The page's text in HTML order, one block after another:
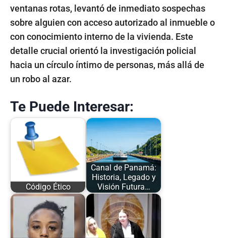
ventanas rotas, levantó de inmediato sospechas
sobre alguien con acceso autorizado al inmueble o
con conocimiento interno de la vivienda. Este
detalle crucial orientó la investigación policial
hacia un círculo íntimo de personas, más allá de
un robo al azar.
Te Puede Interesar:
Código Ético
Canal de Panamá:
Historia, Legado y
Visión Futura…